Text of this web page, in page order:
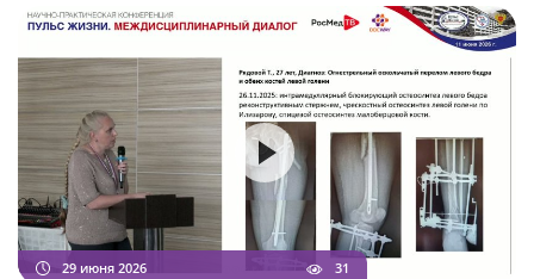
29 июня 2026 31